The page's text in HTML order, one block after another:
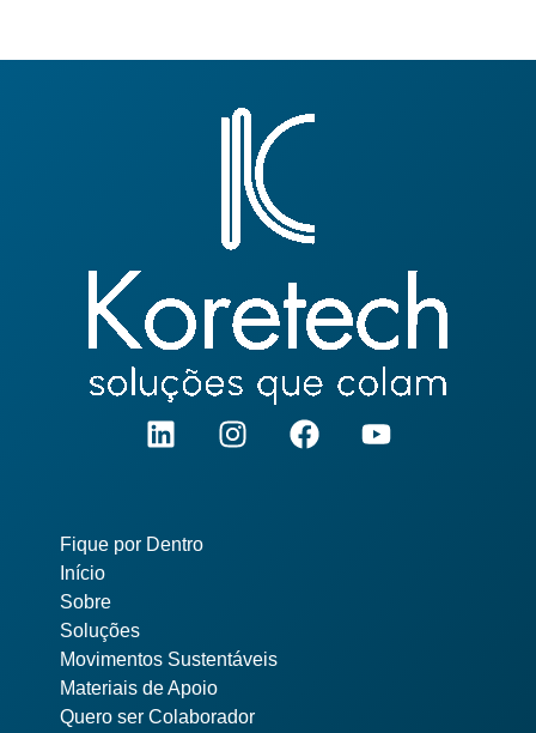
Fique por Dentro
Início
Sobre
Soluções
Movimentos Sustentáveis
Materiais de Apoio
Quero ser Colaborador